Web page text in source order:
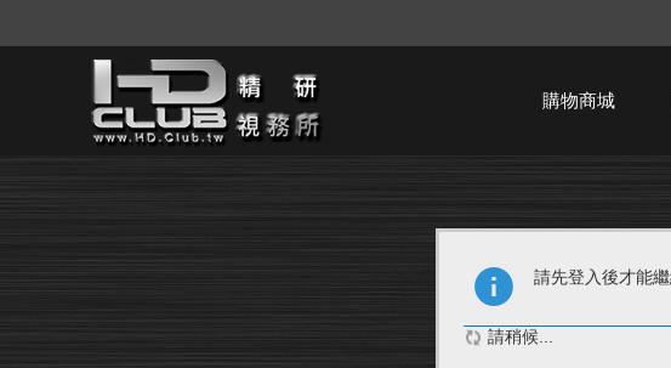
購物商城
請先登入後才能
請稍候...